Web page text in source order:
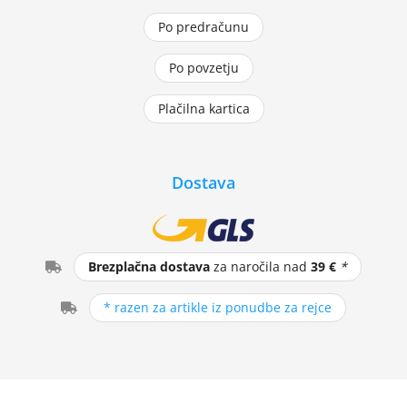
Po predračunu
Po povzetju
Plačilna kartica
Dostava
Brezplačna dostava za naročila nad39 € *
* razen za artikle iz ponudbe za rejce